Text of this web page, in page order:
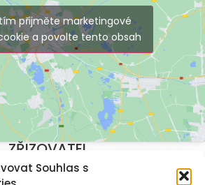
Souhlas s
přijměte marketingové
a povolte tento obsah
ZŘIZOVATEL